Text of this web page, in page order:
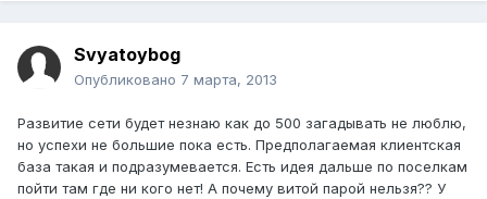
Svyatoybog
Опубликовано 7 марта, 2013
Развитие сети будет незнаю как до 500 загадывать не люблю,
но успехи не большие пока есть. Предполагаемая клиентская
база такая и подразумевается. Есть идея дальше по поселкам
пойти там где ни кого нет! А почему витой парой нельзя?? У